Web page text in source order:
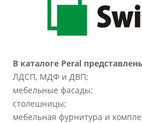
В каталоге Peral
ЛДСП, МДФ и ДВП;
мебельные фасады;
столешницы;
мебельная фурнитура и